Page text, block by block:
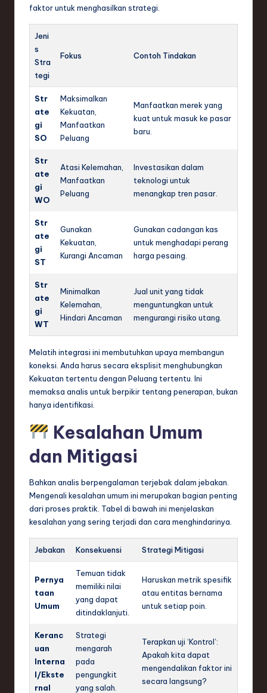
faktor untuk menghasilkan strategi.
Jeni
s
Stra
tegi
Fokus Contoh Tindakan
Str
ate
gi
SO
Maksimalkan
Kekuatan,
Manfaatkan
Peluang
Manfaatkan merek yang
kuat untuk masuk ke pasar
baru.
Str
ate
gi
WO
Atasi Kelemahan,
Manfaatkan
Peluang
Investasikan dalam
teknologi untuk
menangkap tren pasar.
Str
ate
gi
ST
Gunakan
Kekuatan,
Kurangi Ancaman
Gunakan cadangan kas
untuk menghadapi perang
harga pesaing.
Str
ate
gi
WT
Minimalkan
Kelemahan,
Hindari Ancaman
Jual unit yang tidak
menguntungkan untuk
mengurangi risiko utang.
Melatih integrasi ini membutuhkan upaya membangun
koneksi. Anda harus secara eksplisit menghubungkan
Kekuatan tertentu dengan Peluang tertentu. Ini
memaksa analis untuk berpikir tentang penerapan, bukan
hanya identifikasi.
Kesalahan Umum
dan Mitigasi
Bahkan analis berpengalaman terjebak dalam jebakan.
Mengenali kesalahan umum ini merupakan bagian penting
dari proses praktik. Tabel di bawah ini menjelaskan
kesalahan yang sering terjadi dan cara menghindarinya.
Jebakan Konsekuensi Strategi Mitigasi
Pernya
taan
Umum
Temuan tidak
memiliki nilai
yang dapat
ditindaklanjuti.
Haruskan metrik spesifik
atau entitas bernama
untuk setiap poin.
Keranc
uan
Interna
l/Ekste
rnal
Strategi
mengarah
pada
pengungkit
yang salah.
Terapkan uji ‘Kontrol’:
Apakah kita dapat
mengendalikan faktor ini
secara langsung?